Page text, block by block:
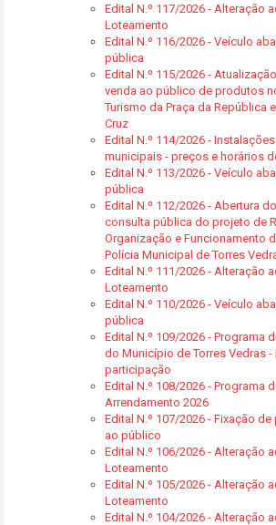
Edital N.º 117/2026 - Alteração
Loteamento
Edital N.º 116/2026 - Veículo
pública
Edital N.º 115/2026 -
venda ao público de produtos
Turismo da Praça da República
Cruz
Edital N.º 114/2026 -
municipais - preços e horários
Edital N.º 113/2026 - Veículo
pública
Edital N.º 112/2026 - Abertura
consulta pública do projeto de
Organização e Funcionamento
Polícia Municipal de Torres
Edital N.º 111/2026 - Alteração
Loteamento
Edital N.º 110/2026 - Veículo
pública
Edital N.º 109/2026 - Programa
do Município de Torres Vedras
participação
Edital N.º 108/2026 - Programa
Arrendamento 2026
Edital N.º 107/2026 - Fixação
ao público
Edital N.º 106/2026 - Alteração
Loteamento
Edital N.º 105/2026 - Alteração
Loteamento
Edital N.º 104/2026 - Alteração